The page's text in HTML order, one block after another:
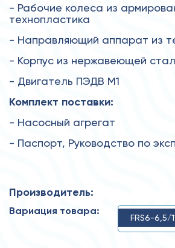
- Рабочие колеса из
технопластика
- Направляющий аппарат из
- Корпус из нержавеющей
- Двигатель ПЭДВ М1
Комплект поставки:
- Насосный агрегат
- Паспорт, Руководство по
Производитель:
Вариация товара:
FRS6-6,5/